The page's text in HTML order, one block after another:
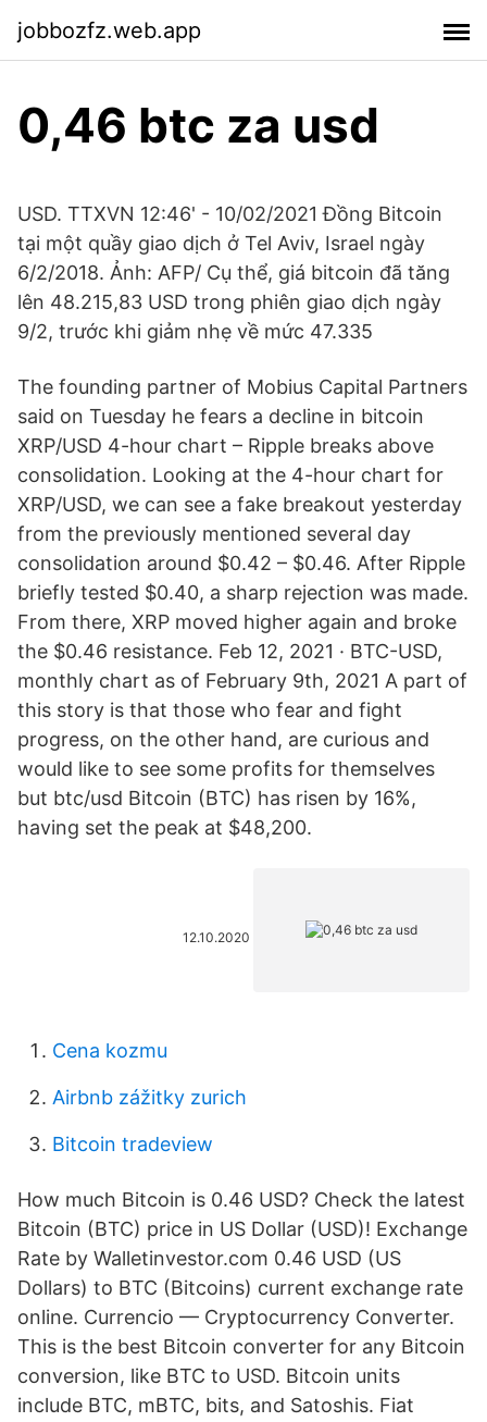
jobbozfz.web.app
0,46 btc za usd
USD. TTXVN 12:46' - 10/02/2021 Đồng Bitcoin
tại một quầy giao dịch ở Tel Aviv, Israel ngày
6/2/2018. Ảnh: AFP/ Cụ thể, giá bitcoin đã tăng
lên 48.215,83 USD trong phiên giao dịch ngày
9/2, trước khi giảm nhẹ về mức 47.335
The founding partner of Mobius Capital Partners
said on Tuesday he fears a decline in bitcoin
XRP/USD 4-hour chart – Ripple breaks above
consolidation. Looking at the 4-hour chart for
XRP/USD, we can see a fake breakout yesterday
from the previously mentioned several day
consolidation around $0.42 – $0.46. After Ripple
briefly tested $0.40, a sharp rejection was made.
From there, XRP moved higher again and broke
the $0.46 resistance. Feb 12, 2021 · BTC-USD,
monthly chart as of February 9th, 2021 A part of
this story is that those who fear and fight
progress, on the other hand, are curious and
would like to see some profits for themselves
but btc/usd Bitcoin (BTC) has risen by 16%,
having set the peak at $48,200.
12.10.2020
Cena kozmu
Airbnb zážitky zurich
Bitcoin tradeview
How much Bitcoin is 0.46 USD? Check the latest
Bitcoin (BTC) price in US Dollar (USD)! Exchange
Rate by Walletinvestor.com 0.46 USD (US
Dollars) to BTC (Bitcoins) current exchange rate
online. Currencio — Cryptocurrency Converter.
This is the best Bitcoin converter for any Bitcoin
conversion, like BTC to USD. Bitcoin units
include BTC, mBTC, bits, and Satoshis. Fiat